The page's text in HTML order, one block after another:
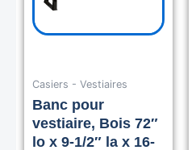
Casiers - Vestiaires
Banc pour
vestiaire, Bois 72″
lo x 9-1/2″ la x 16-